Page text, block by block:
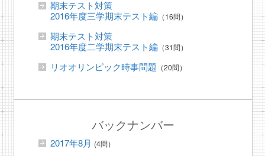
期末テスト対策
2016年度三学期末テスト編（16問）
期末テスト対策
2016年度二学期末テスト編（31問）
リオオリンピック時事問題 （20問）
バックナンバー
2017年8月 (4問）